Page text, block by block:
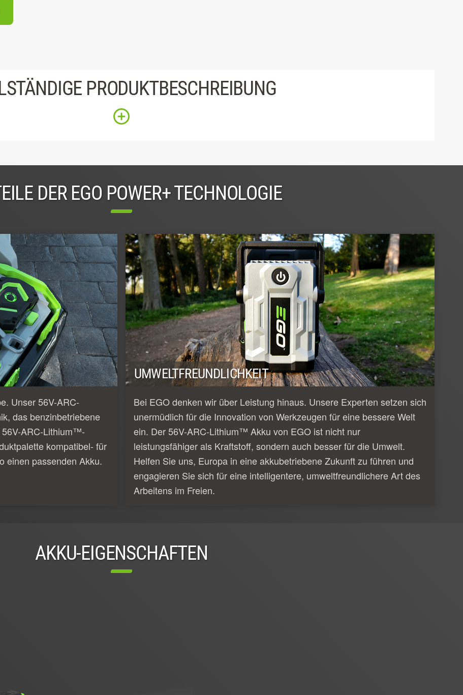
PRODUKTBESCHREIBUNG
DER EGO POWER+ TECHNOLOGIE
Unser 56V-ARC-
das benzinbetriebene
ARC-Lithium™-
kompatibel- für
einen passenden Akku.
UMWELTFREUNDLICHKEIT
Bei EGO denken wir über Leistung hinaus. Unsere Experten setzen sich
unermüdlich für die Innovation von Werkzeugen für eine bessere Welt
ein. Der 56V-ARC-Lithium™ Akku von EGO ist nicht nur
leistungsfähiger als Kraftstoff, sondern auch besser für die Umwelt.
Helfen Sie uns, Europa in eine akkubetriebene Zukunft zu führen und
engagieren Sie sich für eine intelligentere, umweltfreundlichere Art des
Arbeitens im Freien.
AKKU-EIGENSCHAFTEN